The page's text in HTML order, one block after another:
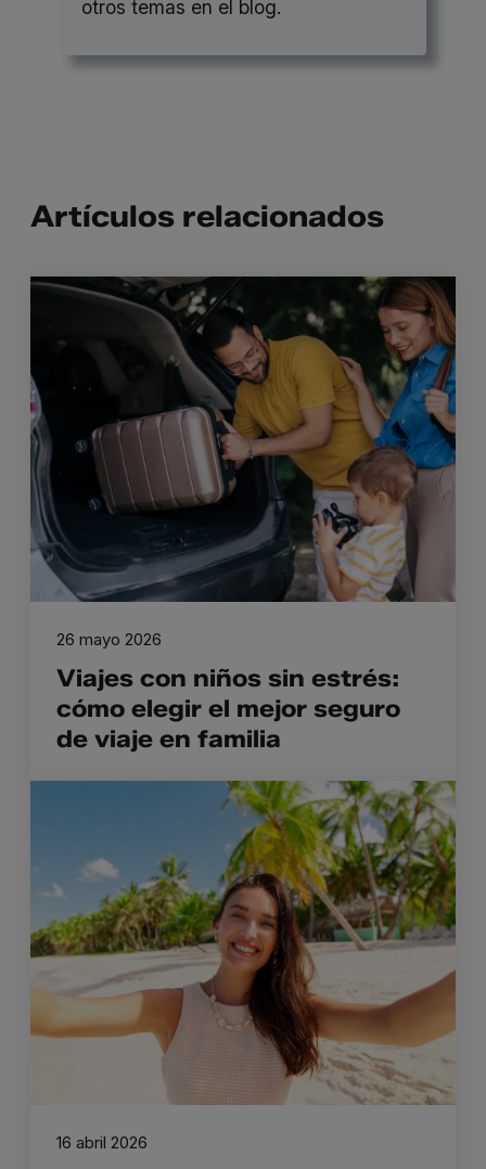
otros temas en el blog.
Artículos relacionados
Viajes con niños sin estrés:
cómo elegir el mejor seguro
de viaje en familia
26 mayo 2026
16 abril 2026